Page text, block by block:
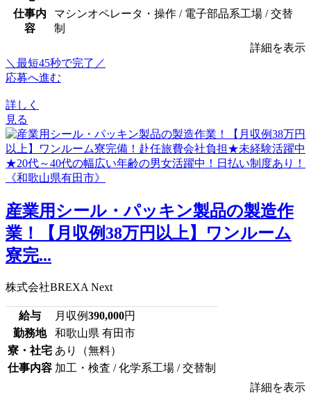
仕事内
容
マシンオペレータ・操作 / 電子部品系工場 / 交替
制
詳細を表示
＼最短45秒で完了／
応募へ進む
詳しく
見る
産業用シール・パッキン製品の製造作
業！【月収例38万円以上】ワンルーム
寮完...
株式会社BREXA Next
給与 月収例390,000円
勤務地
和歌山県 有田市
寮・社宅 あり（無料）
仕事内容 加工・検査 / 化学系工場 / 交替制
詳細を表示